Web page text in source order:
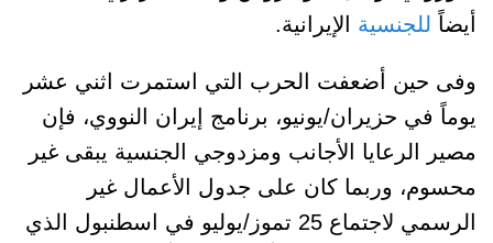
أيضاً للجنسية الإيرانية.
وفى حين أضعفت الحرب التي استمرت اثني عشر
يوماً في حزيران/يونيو، برنامج إيران النووي، فإن
مصير الرعايا الأجانب ومزدوجي الجنسية يبقى غير
محسوم، وربما كان على جدول الأعمال غير
الرسمي لاجتماع 25 تموز/يوليو في اسطنبول الذي